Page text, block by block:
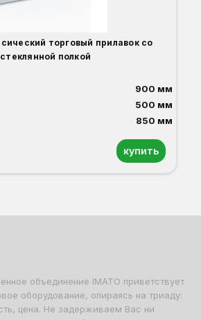
торговый прилавок со
стеклянной полкой
900 мм
500 мм
850 мм
купить
объединение IMATO приветствует
оборудование, опираясь на триаду:
цена. Не задерживаем Вас ни